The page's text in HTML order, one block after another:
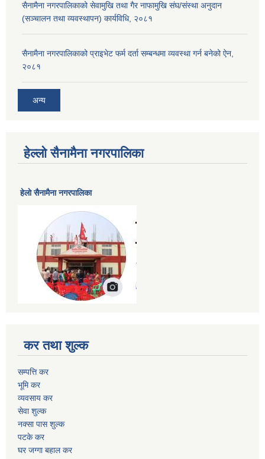
सैनामैना नगरपालिकाको सेवामुखि तथा गैर नाफामुखि संघ/संस्था अनुदान
(सञ्चालन तथा व्यवस्थापन) कार्यविधि, २०८१
सैनामैना नगरपालिकाको प्राइभेट फर्म दर्ता सम्बन्धमा व्यवस्था गर्न बनेको ऐन,
२०८१
अन्य
हेल्लो सैनामैना नगरपालिका
हेलाे सैनामैना नगरपालिका
कर तथा शुल्क
सम्पत्ति कर
भूमि कर
व्यवसाय कर
सेवा शुल्क
नक्सा पास शुल्क
पटके कर
घर जग्गा बहाल कर